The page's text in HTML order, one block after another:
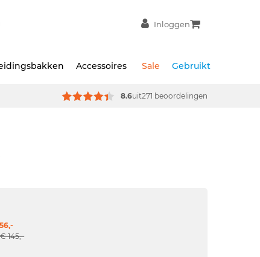
Inloggen
Accessoires Sale Gebruikt
8.6uit271 beoordelingen
€ 145,-